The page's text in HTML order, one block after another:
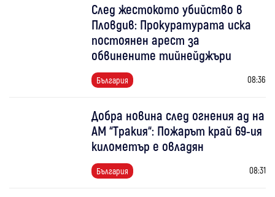
След жестокото убийство в
Пловдив: Прокуратурата иска
постоянен арест за
обвинените тийнейджъри
България 08:36
Добра новина след огнения ад на
АМ “Тракия“: Пожарът край 69-ия
километър е овладян
България 08:31